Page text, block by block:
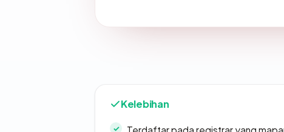
Kelebihan